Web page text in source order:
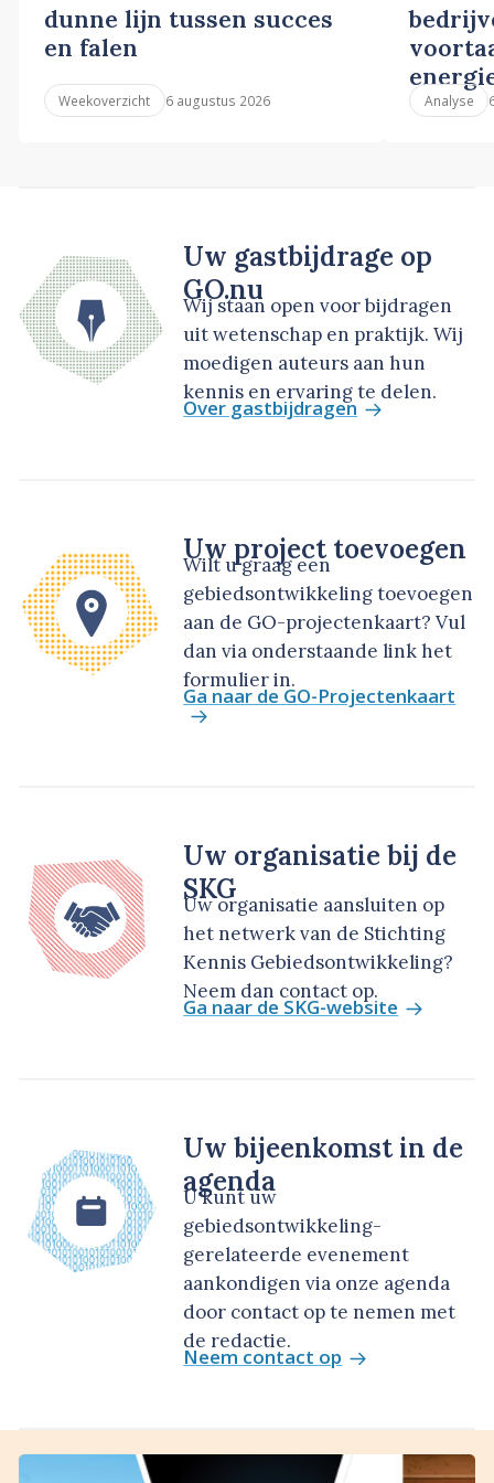
dunne lijn tussen succes
en falen
Weekoverzicht 6 augustus 2026 Analyse
Uw gastbijdrage op
GO.nu
Wij staan open voor bijdragen
uit wetenschap en praktijk. Wij
moedigen auteurs aan hun
kennis en ervaring te delen.
Over gastbijdragen
Uw project toevoegen
Wilt u graag een
gebiedsontwikkeling toevoegen
aan de GO-projectenkaart? Vul
dan via onderstaande link het
formulier in.
Ga naar de GO-Projectenkaart
Uw organisatie bij de
SKG
Uw organisatie aansluiten op
het netwerk van de Stichting
Kennis Gebiedsontwikkeling?
Neem dan contact op.
Ga naar de SKG-website
Uw bijeenkomst in de
agenda
U kunt uw
gebiedsontwikkeling-
gerelateerde evenement
aankondigen via onze agenda
door contact op te nemen met
de redactie.
Neem contact op